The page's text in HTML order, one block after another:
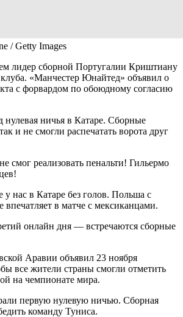
/ Getty Images
лидер сборной Португалии Криштиану
клуба. «Манчестер Юнайтед» объявил о
с форвардом по обоюдному согласию
нулевая ничья в Катаре. Сборные
и не смогли распечатать ворота друг
смог реализовать пенальти! Гильермо
у нас в Катаре без голов. Польша с
впечатляет в матче с мексиканцами.
онлайн дня — встречаются сборные
Аравии объявил 23 ноября
все жители страны смогли отметить
на чемпионате мира.
первую нулевую ничью. Сборная
команду Туниса.